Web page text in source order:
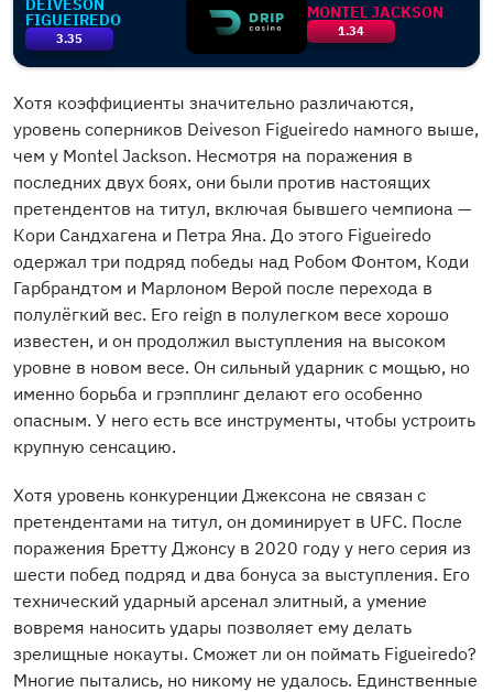
DEIVESON
FIGUEIREDO
3.35 1.34
MONTEL JACKSON
Хотя коэффициенты значительно различаются,
уровень соперников Deiveson Figueiredo намного выше,
чем у Montel Jackson. Несмотря на поражения в
последних двух боях, они были против настоящих
претендентов на титул, включая бывшего чемпиона —
Кори Сандхагена и Петра Яна. До этого Figueiredo
одержал три подряд победы над Робом Фонтом, Коди
Гарбрандтом и Марлоном Верой после перехода в
полулёгкий вес. Его reign в полулегком весе хорошо
известен, и он продолжил выступления на высоком
уровне в новом весе. Он сильный ударник с мощью, но
именно борьба и грэпплинг делают его особенно
опасным. У него есть все инструменты, чтобы устроить
крупную сенсацию.
Хотя уровень конкуренции Джексона не связан с
претендентами на титул, он доминирует в UFC. После
поражения Бретту Джонсу в 2020 году у него серия из
шести побед подряд и два бонуса за выступления. Его
технический ударный арсенал элитный, а умение
вовремя наносить удары позволяет ему делать
зрелищные нокауты. Сможет ли он поймать Figueiredo?
Многие пытались, но никому не удалось. Единственные